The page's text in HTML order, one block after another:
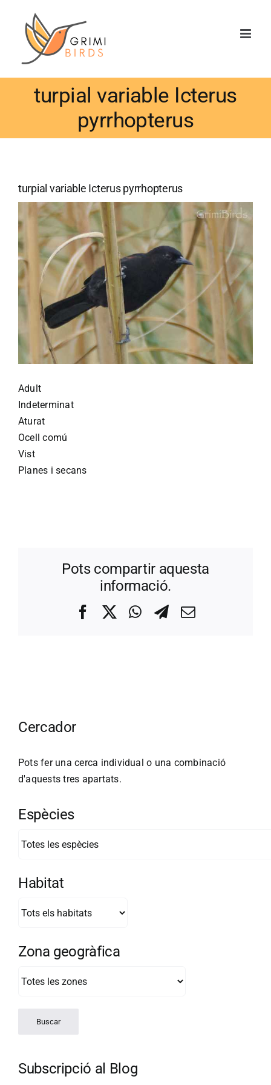
contenido
turpial variable Icterus
pyrrhopterus
turpial variable Icterus pyrrhopterus
Adult
Indeterminat
Aturat
Ocell comú
Vist
Planes i secans
Pots compartir aquesta
informació.
FacebookWhatsApp
Telegram
Correo
Cercador
Pots fer una cerca individual o una combinació
d'aquests tres apartats.
Espècies
Habitat
Zona geogràfica
Subscripció al Blog